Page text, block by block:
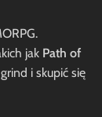
jak Path of
i skupić się